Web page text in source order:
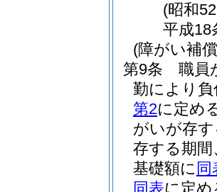
(昭和
平成18
(障がい補
第9条
職員
勤により
第2に定め
がいが存
存する期間
基礎額に 同
同表に定